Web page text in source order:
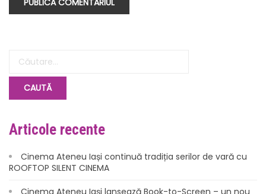
Articole recente
Cinema Ateneu Iași continuă tradiția serilor de vară cu
ROOFTOP SILENT CINEMA